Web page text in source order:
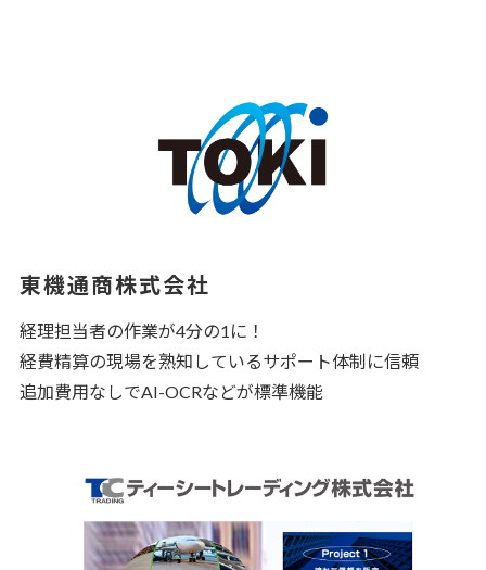
東機通商株式会社
経理担当者の作業が4分の1に！
経費精算の現場を熟知しているサポート体制に信頼
追加費用なしでAI-OCRなどが標準機能